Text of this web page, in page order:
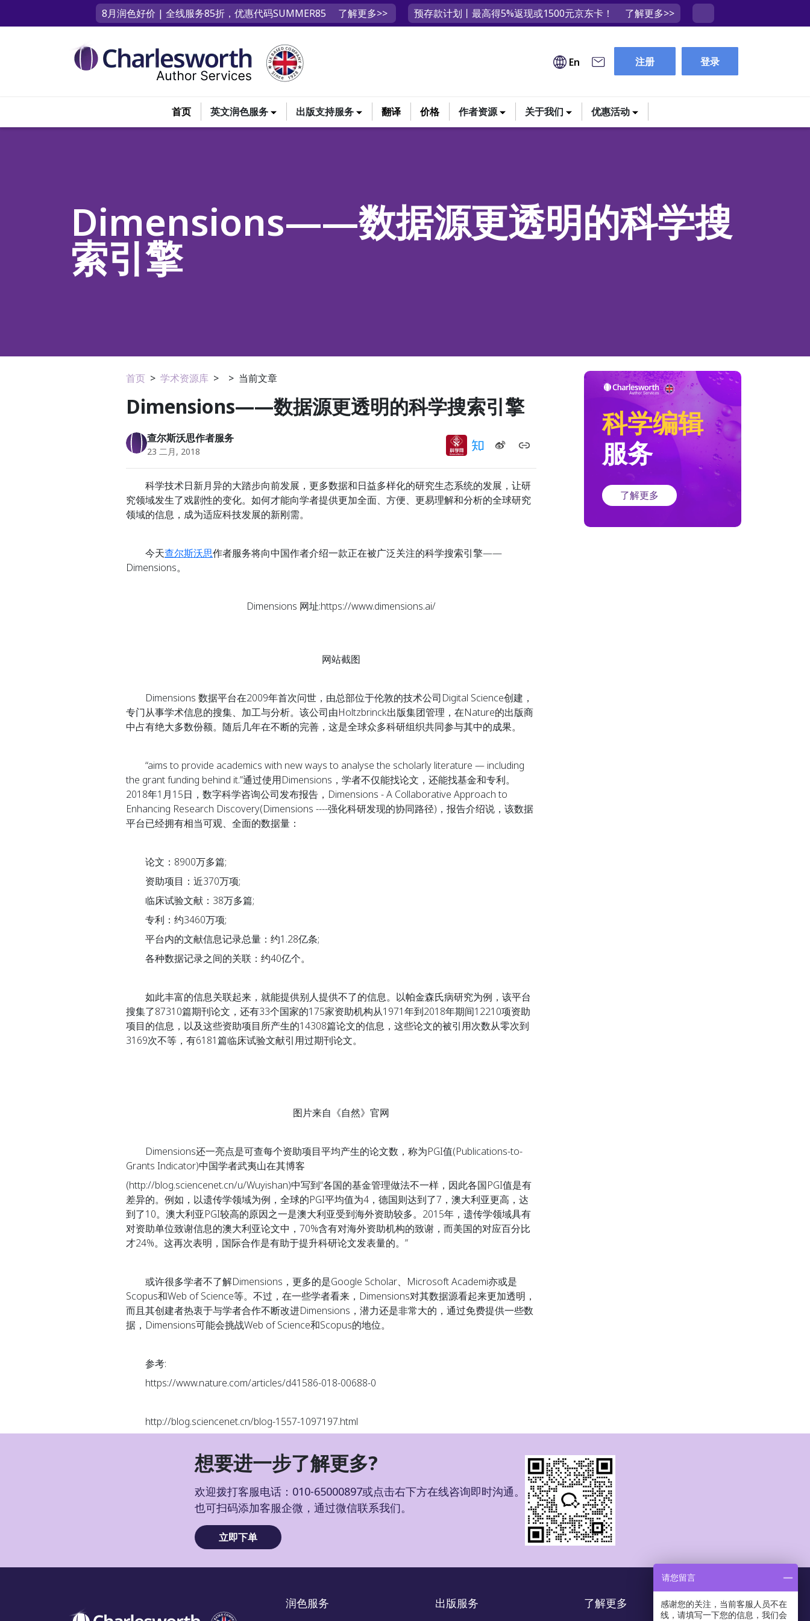
8月润色好价 | 全线服务85折，优惠代码SUMMER85 了解更多>> 预存款计划丨最高得5%返现或1500元京东卡！ 了解更多>>
En 注册 登录
首页 英文润色服务 出版支持服务 翻译 价格 作者资源 关于我们 优惠活动
Dimensions——数据源更透明的科学搜
索引擎
首页 > 学术资源库 > > 当前文章
Dimensions——数据源更透明的科学搜索引擎
查尔斯沃思作者服务
23 二月, 2018
科学技术日新月异的大踏步向前发展，更多数据和日益多样化的研究生态系统的发展，让研
究领域发生了戏剧性的变化。如何才能向学者提供更加全面、方便、更易理解和分析的全球研究
领域的信息，成为适应科技发展的新刚需。
今天查尔斯沃思作者服务将向中国作者介绍一款正在被广泛关注的科学搜索引擎——
Dimensions。
Dimensions 网址:https://www.dimensions.ai/
网站截图
Dimensions 数据平台在2009年首次问世，由总部位于伦敦的技术公司Digital Science创建，
专门从事学术信息的搜集、加工与分析。该公司由Holtzbrinck出版集团管理，在Nature的出版商
中占有绝大多数份额。随后几年在不断的完善，这是全球众多科研组织共同参与其中的成果。
“aims to provide academics with new ways to analyse the scholarly literature — including
the grant funding behind it.”通过使用Dimensions，学者不仅能找论文，还能找基金和专利。
2018年1月15日，数字科学咨询公司发布报告，Dimensions - A Collaborative Approach to
Enhancing Research Discovery(Dimensions ----强化科研发现的协同路径)，报告介绍说，该数据
平台已经拥有相当可观、全面的数据量：
论文：8900万多篇;
资助项目：近370万项;
临床试验文献：38万多篇;
专利：约3460万项;
平台内的文献信息记录总量：约1.28亿条;
各种数据记录之间的关联：约40亿个。
如此丰富的信息关联起来，就能提供别人提供不了的信息。以帕金森氏病研究为例，该平台
搜集了87310篇期刊论文，还有33个国家的175家资助机构从1971年到2018年期间12210项资助
项目的信息，以及这些资助项目所产生的14308篇论文的信息，这些论文的被引用次数从零次到
3169次不等，有6181篇临床试验文献引用过期刊论文。
图片来自《自然》官网
Dimensions还一亮点是可查每个资助项目平均产生的论文数，称为PGI值(Publications-to-
Grants Indicator)中国学者武夷山在其博客
(http://blog.sciencenet.cn/u/Wuyishan)中写到“各国的基金管理做法不一样，因此各国PGI值是有
差异的。例如，以遗传学领域为例，全球的PGI平均值为4，德国则达到了7，澳大利亚更高，达
到了10。澳大利亚PGI较高的原因之一是澳大利亚受到海外资助较多。2015年，遗传学领域具有
对资助单位致谢信息的澳大利亚论文中，70%含有对海外资助机构的致谢，而美国的对应百分比
才24%。这再次表明，国际合作是有助于提升科研论文发表量的。”
或许很多学者不了解Dimensions，更多的是Google Scholar、Microsoft Academi亦或是
Scopus和Web of Science等。不过，在一些学者看来，Dimensions对其数据源看起来更加透明，
而且其创建者热衷于与学者合作不断改进Dimensions，潜力还是非常大的，通过免费提供一些数
据，Dimensions可能会挑战Web of Science和Scopus的地位。
参考:
https://www.nature.com/articles/d41586-018-00688-0
http://blog.sciencenet.cn/blog-1557-1097197.html
科学编辑
服务
了解更多
想要进一步了解更多?
欢迎拨打客服电话：010-65000897或点击右下方在线咨询即时沟通。
也可扫码添加客服企微，通过微信联系我们。
立即下单
润色服务 出版服务 了解更多
请您留言
感谢您的关注，当前客服人员不在
线，请填写一下您的信息，我们会